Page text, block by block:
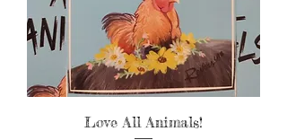
Love All Animals!